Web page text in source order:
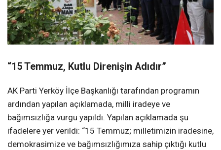
“15 Temmuz, Kutlu Direnişin Adıdır”
AK Parti Yerköy İlçe Başkanlığı tarafından programın
ardından yapılan açıklamada, milli iradeye ve
bağımsızlığa vurgu yapıldı. Yapılan açıklamada şu
ifadelere yer verildi: “15 Temmuz; milletimizin iradesine,
demokrasimize ve bağımsızlığımıza sahip çıktığı kutlu